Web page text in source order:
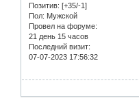
Позитив: [+35/-1]
Пол: Мужской
Провел на форуме:
21 день 15 часов
Последний визит:
07-07-2023 17:56:32